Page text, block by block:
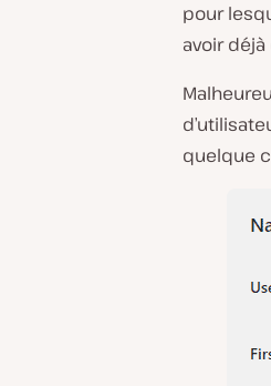
pour
avoir
quelque